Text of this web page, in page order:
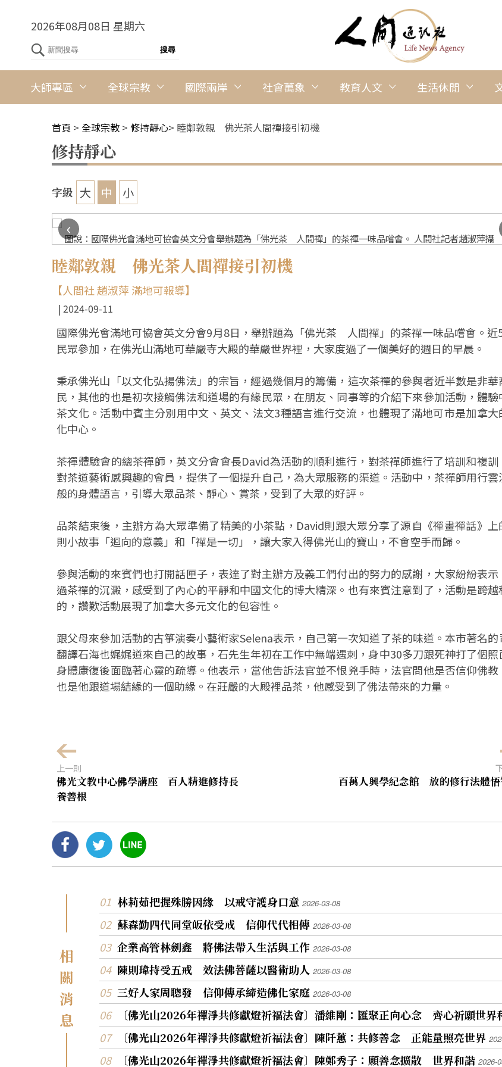
2026年08月08日 星期六
大師專區 全球宗教 國際兩岸 社會萬象 教育人文 生活休閒
首頁 > 全球宗教 > 修持靜心> 睦鄰敦親 佛光茶人間禪接引初機
修持靜心
字級 大 中 小
圖說：國際佛光會滿地可協會英文分會舉辦題為「佛光茶 人間禪」的茶禪一味品嚐會。 人間社記者趙淑萍攝
‹
睦鄰敦親 佛光茶人間禪接引初機
【人間社 趙淑萍 滿地可報導】
2024-09-11
國際佛光會滿地可協會英文分會9月8日，舉辦題為「佛光茶 人間禪」的茶禪一味品嚐會。近
民眾參加，在佛光山滿地可華嚴寺大殿的華嚴世界裡，大家度過了一個美好的週日的早晨。
秉承佛光山「以文化弘揚佛法」的宗旨，經過幾個月的籌備，這次茶禪的參與者近半數是非華
民，其他的也是初次接觸佛法和道場的有緣民眾，在朋友、同事等的介紹下來參加活動，體驗
茶文化。活動中賓主分別用中文、英文、法文3種語言進行交流，也體現了滿地可市是加拿大
化中心。
茶禪體驗會的總茶禪師，英文分會會長David為活動的順利進行，對茶禪師進行了培訓和複訓
對茶道藝術感興趣的會員，提供了一個提升自己，為大眾服務的渠道。活動中，茶禪師用行雲
般的身體語言，引導大眾品茶、靜心、賞茶，受到了大眾的好評。
品茶結束後，主辦方為大眾準備了精美的小茶點，David則跟大眾分享了源自《禪畫禪話》上
則小故事「迴向的意義」和「禪是一切」，讓大家入得佛光山的寶山，不會空手而歸。
參與活動的來賓們也打開話匣子，表達了對主辦方及義工們付出的努力的感謝，大家紛紛表示
過茶禪的沉澱，感受到了內心的平靜和中國文化的博大精深。也有來賓注意到了，活動是跨越
的，讚歎活動展現了加拿大多元文化的包容性。
跟父母來參加活動的古箏演奏小藝術家Selena表示，自己第一次知道了茶的味道。本市著名的
翻譯石海也娓娓道來自己的故事，石先生年初在工作中無端遇刺，身中30多刀跟死神打了個照
身體康復後面臨著心靈的疏導。他表示，當他告訴法官並不恨兇手時，法官問他是否信仰佛教
也是他跟道場結緣的一個助緣。在莊嚴的大殿裡品茶，他感受到了佛法帶來的力量。
上一則
佛光文教中心佛學講座 百人精進修持長
養善根
百萬人興學紀念館 放的修行法體悟
相
關
消
息
林莉茹把握殊勝因緣 以戒守護身口意 2026-03-08
蘇森勤四代同堂皈依受戒 信仰代代相傳 2026-03-08
企業高管林劍鑫 將佛法帶入生活與工作 2026-03-08
陳則瑋持受五戒 效法佛菩薩以醫術助人 2026-03-08
三好人家周聰發 信仰傳承締造佛化家庭 2026-03-08
〔佛光山2026年禪淨共修獻燈祈福法會〕潘維剛：匯聚正向心念 齊心祈願世界
〔佛光山2026年禪淨共修獻燈祈福法會〕陳阡蕙：共修善念 正能量照亮世界
〔佛光山2026年禪淨共修獻燈祈福法會〕陳鄭秀子：願善念擴散 世界和諧 2026-